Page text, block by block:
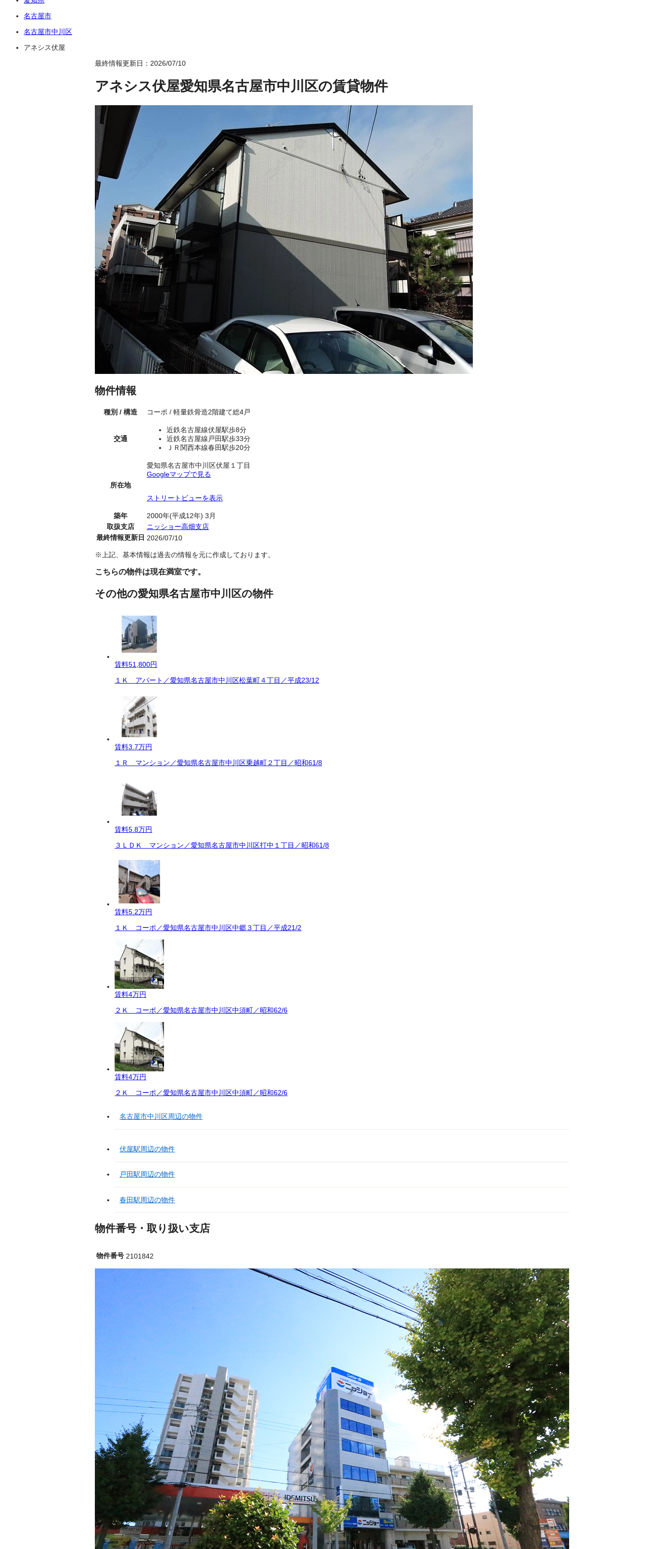
名古屋市
名古屋市中川区
アネシス伏屋
最終情報更新日：2026/07/10
アネシス伏屋愛知県名古屋市中川区の賃貸物件
物件情報
種別 / 構造 コーポ / 軽量鉄骨造2階建て総4戸
交通
近鉄名古屋線伏屋駅歩8分
近鉄名古屋線戸田駅歩33分
ＪＲ関西本線春田駅歩20分
所在地
愛知県名古屋市中川区伏屋１丁目
Googleマップで見る
ストリートビューを表示
築年
2000年(平成12年) 3月
取扱支店
ニッショー高畑支店
最終情報更新日 2026/07/10
※上記、基本情報は過去の情報を元に作成しております。
こちらの物件は現在満室です。
その他の愛知県名古屋市中川区の物件
賃料51,800円
１Ｋ アパート／愛知県名古屋市中川区松葉町４丁目／平成23/12
賃料3.7万円
１Ｒ マンション／愛知県名古屋市中川区乗越町２丁目／昭和61/8
賃料5.8万円
３ＬＤＫ マンション／愛知県名古屋市中川区打中１丁目／昭和61/8
賃料5.2万円
１Ｋ コーポ／愛知県名古屋市中川区中郷３丁目／平成21/2
賃料4万円
２Ｋ コーポ／愛知県名古屋市中川区中須町／昭和62/6
賃料4万円
２Ｋ コーポ／愛知県名古屋市中川区中須町／昭和62/6
名古屋市中川区周辺の物件
伏屋駅周辺の物件
戸田駅周辺の物件
春田駅周辺の物件
物件番号・取り扱い支店
物件番号 2101842